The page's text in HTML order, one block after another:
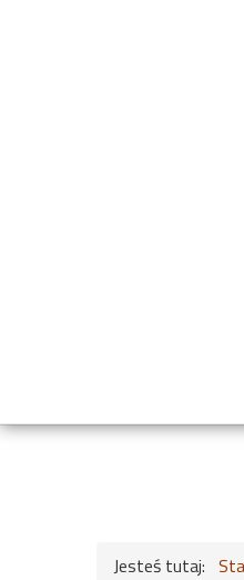
Jesteś tutaj: